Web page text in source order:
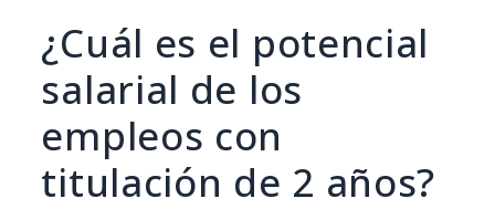
¿Cuál es el potencial
salarial de los
empleos con
titulación de 2 años?